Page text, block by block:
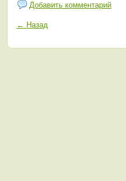
Добавить комментарий
← Назад